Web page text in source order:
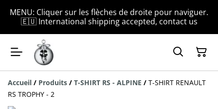
MENU: Cliquer sur les flèches de droite pour naviguer.
🇪🇺 International shipping accepted, contact us
Accueil / Produits / T-SHIRT RS - ALPINE / T-SHIRT RENAULT
RS TROPHY - 2